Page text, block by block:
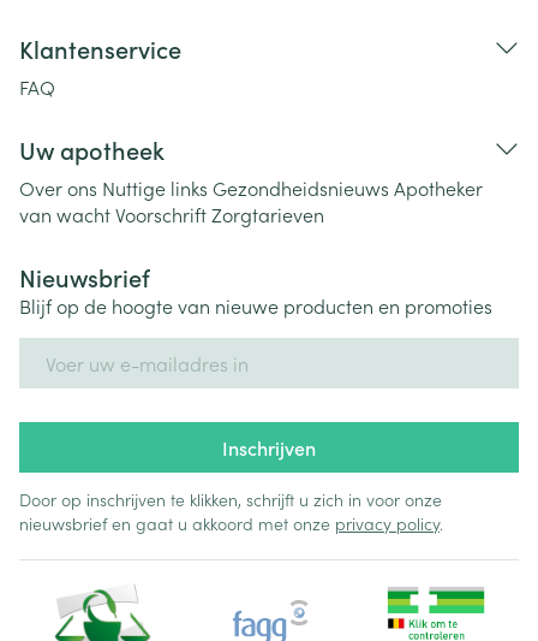
Klantenservice
FAQ
Uw apotheek
Over ons Nuttige links Gezondheidsnieuws Apotheker
van wachtVoorschriftZorgtarieven
Nieuwsbrief
Blijf op de hoogte van nieuwe producten en promoties
Inschrijven
Door op inschrijven te klikken, schrijft u zich in voor onze
nieuwsbrief en gaat u akkoord met onze privacy policy.